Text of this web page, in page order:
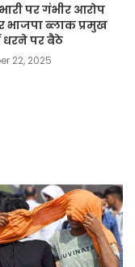
पर गंभीर आरोप
भाजपा ब्लाक प्रमुख
धरने पर बैठे
22, 2025